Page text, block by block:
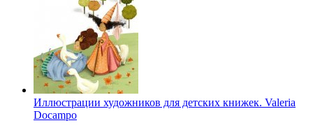
Иллюстрации художников для детских книжек. Valeria
Docampo